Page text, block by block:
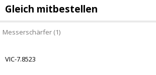
Gleich mitbestellen
Messerschärfer (1)
VIC-7.8523